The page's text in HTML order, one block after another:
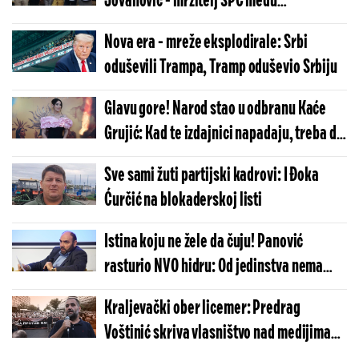
Gruhonjićevim kandidatima sa
blokaderske liste
Nova era - mreže eksplodirale: Srbi
oduševili Trampa, Tramp oduševio Srbiju
Glavu gore! Narod stao u odbranu Kaće
Grujić: Kad te izdajnici napadaju, treba da
ti bude čast (VIDEO)
Sve sami žuti partijski kadrovi: I Đoka
Ćurčić na blokaderskoj listi
Istina koju ne žele da čuju! Panović
rasturio NVO hidru: Od jedinstva nema
ništa (VIDEO)
Kraljevački ober licemer: Predrag
Voštinić skriva vlasništvo nad medijima